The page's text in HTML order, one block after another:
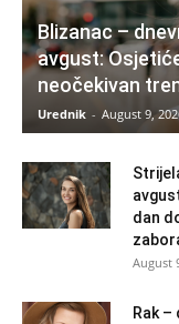
Blizanac –
avgust:
neočekivan
Urednik - August 9,
dan
August
Rak